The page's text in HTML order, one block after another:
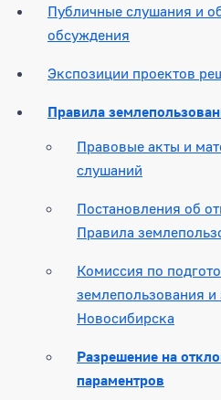
Публичные слушания и
обсуждения
Экспозиции проектов
Правила
Правовые акты и
слушаний
Постановления об
Правила
Комиссия по
землепользования и
Новосибирска
Разрешение на
параментров